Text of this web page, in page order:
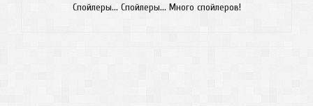
Спойлеры... Спойлеры... Много спойлеров!